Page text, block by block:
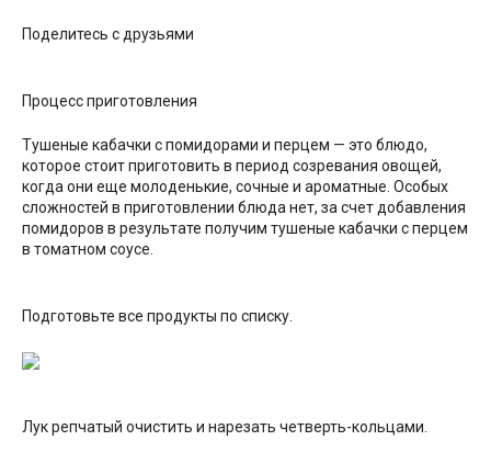
Поделитесь с друзьями
Процесс приготовления
Тушеные кабачки с помидорами и перцем — это блюдо,
которое стоит приготовить в период созревания овощей,
когда они еще молоденькие, сочные и ароматные. Особых
сложностей в приготовлении блюда нет, за счет добавления
помидоров в результате получим тушеные кабачки с перцем
в томатном соусе.
Подготовьте все продукты по списку.
Лук репчатый очистить и нарезать четверть-кольцами.